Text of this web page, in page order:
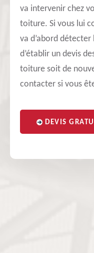
va intervenir chez
toiture. Si vous lui
va d’abord
d’établir un devis
toiture soit de
contacter si vous
DEVIS